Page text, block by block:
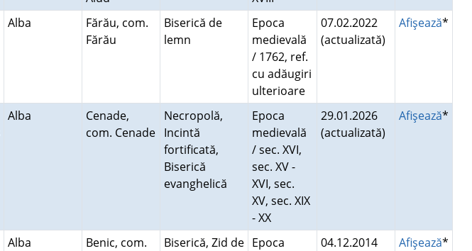
Alba
Fărău, com.
Fărău
Biserică de
lemn
Epoca
medievală
/ 1762, ref.
cu adăugiri
ulterioare
07.02.2022
(actualizată)
Afişează*
Alba
Cenade,
com. Cenade
Necropolă,
Incintă
fortificată,
Biserică
evanghelică
Epoca
medievală
/ sec. XVI,
sec. XV -
XVI, sec.
XV, sec. XIX
- XX
29.01.2026
(actualizată)
Afişează*
Alba
Benic, com.
Biserică, Zid de Epoca
04.12.2014
Afişează*